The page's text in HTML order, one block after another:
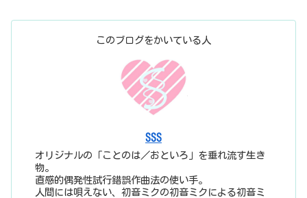
このブログをかいている人
SSS
オリジナルの「ことのは／おといろ」を垂れ流す生き
物。
直感的偶発性試行錯誤作曲法の使い手。
人間には唄えない、初音ミクの初音ミクによる初音ミ